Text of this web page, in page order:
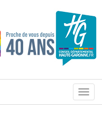
Menu
de